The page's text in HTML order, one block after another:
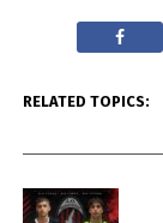
RELATED TOPICS: